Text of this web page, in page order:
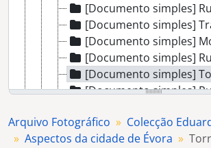
[Documento simples]
[Documento simples]
[Documento simples] Monumento aos
[Documento simples]
[Documento simples]
[Documento simples] Rua
[Documento simples] Vista parcial do
[Documento simples] Mercado no
Arquivo Fotográfico
Colecção
Aspectos da cidade de Évora